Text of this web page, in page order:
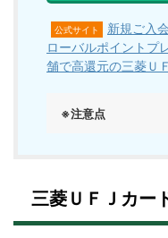
公式サイト
新規ご入
ローバルポイント
舗で高還元の三菱Ｕ
※注意点
三菱ＵＦＪカー